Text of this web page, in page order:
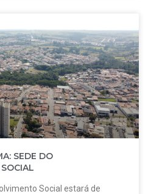
SEDE DO
Social estará de